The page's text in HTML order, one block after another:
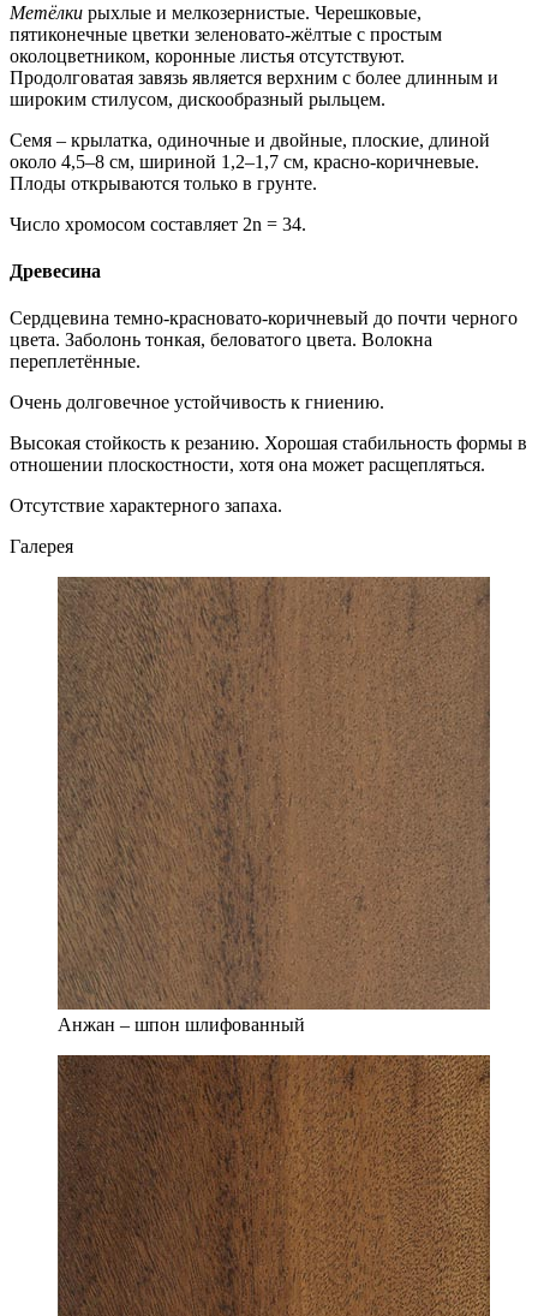
Метёлки рыхлые и мелкозернистые. Черешковые,
пятиконечные цветки зеленовато-жёлтые с простым
околоцветником, коронные листья отсутствуют.
Продолговатая завязь является верхним с более длинным и
широким стилусом, дискообразный рыльцем.
Семя – крылатка, одиночные и двойные, плоские, длиной
около 4,5–8 см, шириной 1,2–1,7 см, красно-коричневые.
Плоды открываются только в грунте.
Число хромосом составляет 2n = 34.
Древесина
Сердцевина темно-красновато-коричневый до почти черного
цвета. Заболонь тонкая, беловатого цвета. Волокна
переплетённые.
Очень долговечное устойчивость к гниению.
Высокая стойкость к резанию. Хорошая стабильность формы в
отношении плоскостности, хотя она может расщепляться.
Отсутствие характерного запаха.
Галерея
Анжан – шпон шлифованный